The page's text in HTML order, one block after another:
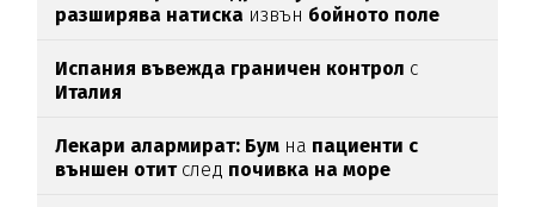
разширява натиска извън бойното поле
Испания въвежда граничен контрол с
Италия
Лекари алармират: Бум на пациенти с
външен отитслед почивка на море